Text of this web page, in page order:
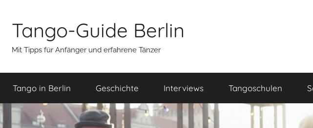
springen
Tango-Guide Berlin
Mit Tipps für Anfänger und erfahrene Tänzer
Tango in Berlin Geschichte Interviews Tangoschulen